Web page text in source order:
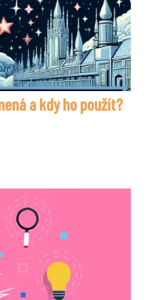
a kdy ho použít?